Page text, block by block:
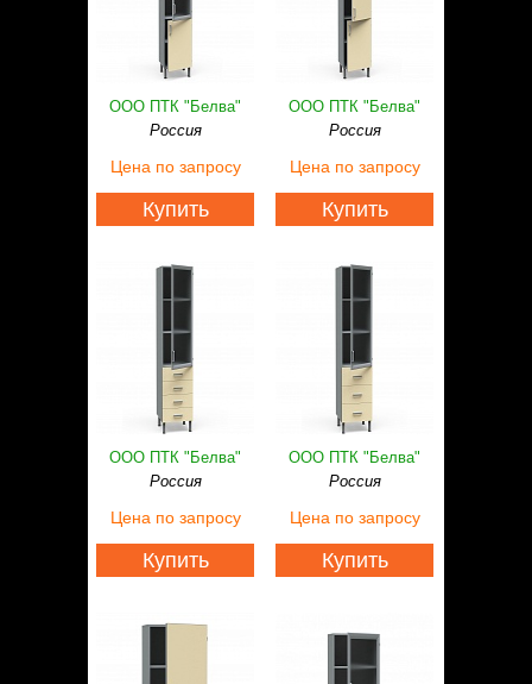
ООО ПТК "Белва"
Россия
Цена по запросу
Купить
ООО ПТК "Белва"
Россия
Цена по запросу
Купить
ООО ПТК "Белва"
Россия
Цена по запросу
Купить
ООО ПТК "Белва"
Россия
Цена по запросу
Купить